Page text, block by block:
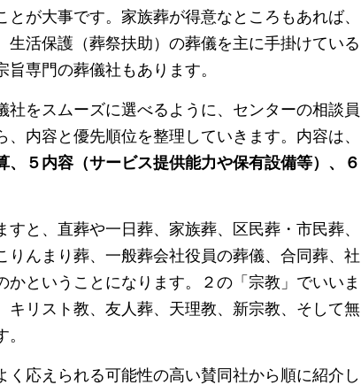
が大事です。家族葬が得意なところもあれば、
生活保護（葬祭扶助）の葬儀を主に手掛けている
専門の葬儀社もあります。
社をスムーズに選べるように、センターの相談員
内容と優先順位を整理していきます。内容は、
、５内容（サービス提供能力や保有設備等）、６
と、直葬や一日葬、家族葬、区民葬・市民葬、
りんまり葬、一般葬会社役員の葬儀、合同葬、社
ということになります。２の「宗教」でいいま
キリスト教、友人葬、天理教、新宗教、そして無
く応えられる可能性の高い賛同社から順に紹介し